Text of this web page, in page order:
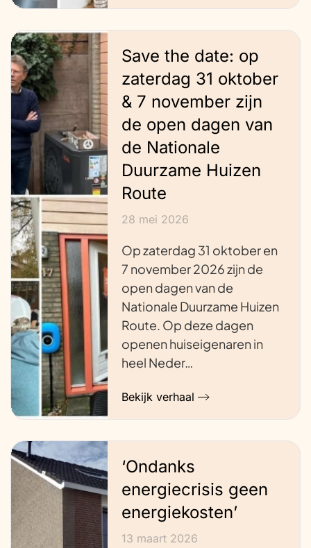
Save the date: op
zaterdag 31 oktober
& 7 november zijn
de open dagen van
de Nationale
Duurzame Huizen
Route
28 mei 2026
Op zaterdag 31 oktober en
7 november 2026 zijn de
open dagen van de
Nationale Duurzame Huizen
Route. Op deze dagen
openen huiseigenaren in
heel Neder…
Bekijk verhaal
‘Ondanks
energiecrisis geen
energiekosten’
13 maart 2026